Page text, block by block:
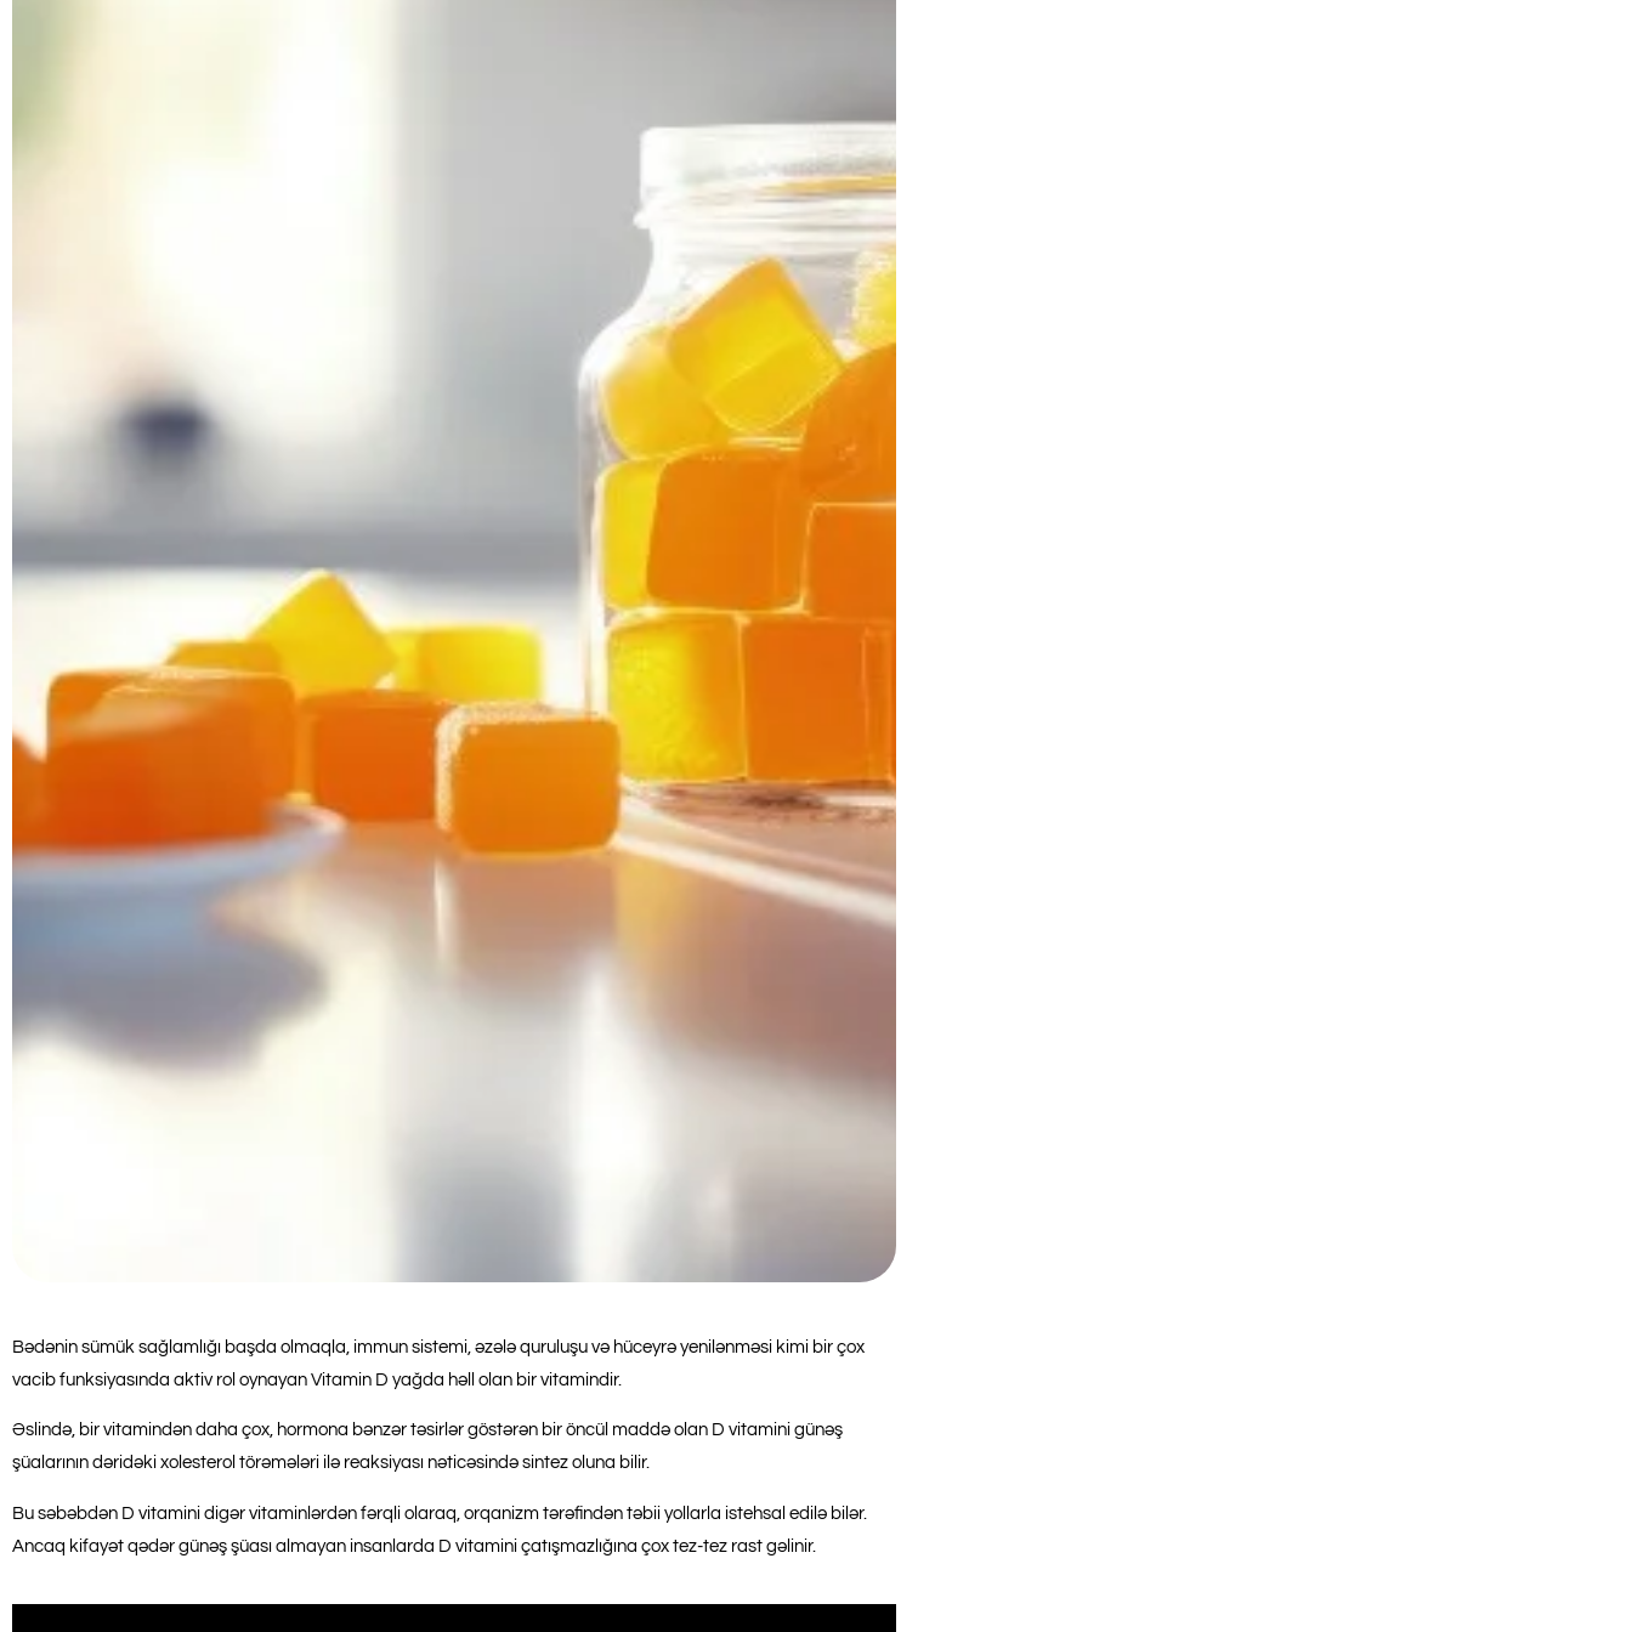
Bədənin sümük sağlamlığı başda olmaqla, immun sistemi, əzələ quruluşu və hüceyrə yenilənməsi kimi bir çox
vacib funksiyasında aktiv rol oynayan Vitamin D yağda həll olan bir vitamindir.
Əslində, bir vitamindən daha çox, hormona bənzər təsirlər göstərən bir öncül maddə olan D vitamini günəş
şüalarının dəridəki xolesterol törəmələri ilə reaksiyası nəticəsində sintez oluna bilir.
Bu səbəbdən D vitamini digər vitaminlərdən fərqli olaraq, orqanizm tərəfindən təbii yollarla istehsal edilə bilər.
Ancaq kifayət qədər günəş şüası almayan insanlarda D vitamini çatışmazlığına çox tez-tez rast gəlinir.